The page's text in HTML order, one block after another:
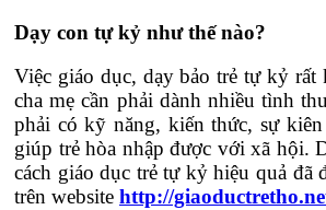
Dạy con tự kỷ như thế nào?
Việc giáo dục, dạy bảo trẻ tự kỷ
cha mẹ cần phải dành nhiều tình
phải có kỹ năng, kiến thức, sự
giúp trẻ hòa nhập được với xã hội.
cách giáo dục trẻ tự kỷ hiệu quả đã
trên website http://